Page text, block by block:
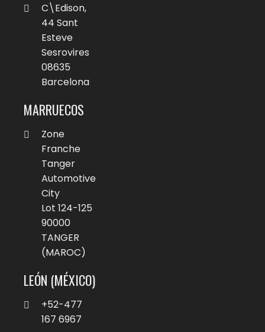
C\Edison,
44 Sant
Esteve
Sesrovires
08635
Barcelona
MARRUECOS
Zone
Franche
Tanger
Automotive
City
Lot 124-125
90000
TANGER
(MAROC)
LEÓN (MÉXICO)
+52-477
167 6967